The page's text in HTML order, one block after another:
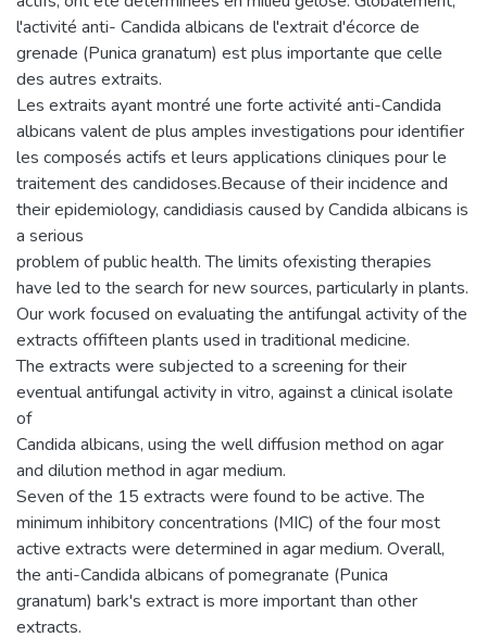
l'activité anti- Candida albicans de l'extrait d'écorce de
grenade (Punica granatum) est plus importante que celle
des autres extraits.
Les extraits ayant montré une forte activité anti-Candida
albicans valent de plus amples investigations pour identifier
les composés actifs et leurs applications cliniques pour le
traitement des candidoses.Because of their incidence and
their epidemiology, candidiasis caused by Candida albicans is
a serious
problem of public health. The limits ofexisting therapies
have led to the search for new sources, particularly in plants.
Our work focused on evaluating the antifungal activity of the
extracts offifteen plants used in traditional medicine.
The extracts were subjected to a screening for their
eventual antifungal activity in vitro, against a clinical isolate
of
Candida albicans, using the well diffusion method on agar
and dilution method in agar medium.
Seven of the 15 extracts were found to be active. The
minimum inhibitory concentrations (MIC) of the four most
active extracts were determined in agar medium. Overall,
the anti-Candida albicans of pomegranate (Punica
granatum) bark's extract is more important than other
extracts.